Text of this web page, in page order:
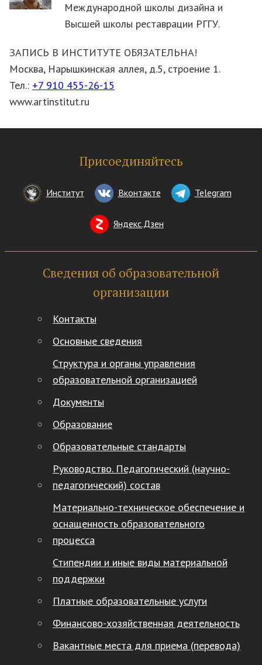
Международной школы дизайна и
Высшей школы реставрации РГГУ.
ЗАПИСЬ В ИНСТИТУТЕ ОБЯЗАТЕЛЬНА!
Москва, Нарышкинская аллея, д.5, строение 1.
Тел.: +7 910 455-26-15
www.artinstitut.ru
Присоединяйтесь
Институт Вконтакте Telegram
Яндекс.Дзен
Сведения об образовательной
организации
Контакты
Основные сведения
Структура и органы управления
образовательной организацией
Документы
Образование
Образовательные стандарты
Руководство. Педагогический (научно-
педагогический) состав
Материально-техническое обеспечение и
оснащенность образовательного
процесса
Стипендии и иные виды материальной
поддержки
Платные образовательные услуги
Финансово-хозяйственная деятельность
Вакантные места для приема (перевода)